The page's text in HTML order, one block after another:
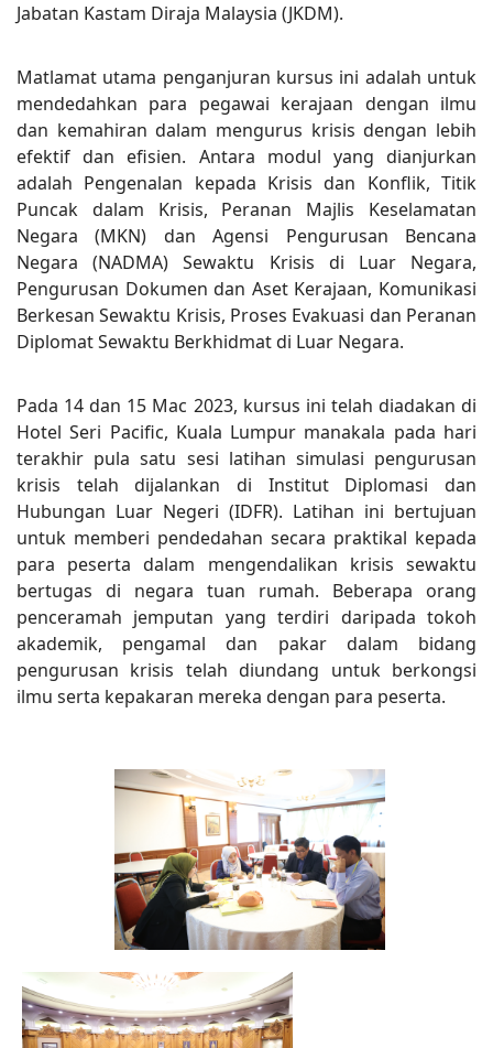
Jabatan Kastam Diraja Malaysia (JKDM).
Matlamat utama penganjuran kursus ini adalah untuk
mendedahkan para pegawai kerajaan dengan ilmu
dan kemahiran dalam mengurus krisis dengan lebih
efektif dan efisien. Antara modul yang dianjurkan
adalah Pengenalan kepada Krisis dan Konflik, Titik
Puncak dalam Krisis, Peranan Majlis Keselamatan
Negara (MKN) dan Agensi Pengurusan Bencana
Negara (NADMA) Sewaktu Krisis di Luar Negara,
Pengurusan Dokumen dan Aset Kerajaan, Komunikasi
Berkesan Sewaktu Krisis, Proses Evakuasi dan Peranan
Diplomat Sewaktu Berkhidmat di Luar Negara.
Pada 14 dan 15 Mac 2023, kursus ini telah diadakan di
Hotel Seri Pacific, Kuala Lumpur manakala pada hari
terakhir pula satu sesi latihan simulasi pengurusan
krisis telah dijalankan di Institut Diplomasi dan
Hubungan Luar Negeri (IDFR). Latihan ini bertujuan
untuk memberi pendedahan secara praktikal kepada
para peserta dalam mengendalikan krisis sewaktu
bertugas di negara tuan rumah. Beberapa orang
penceramah jemputan yang terdiri daripada tokoh
akademik, pengamal dan pakar dalam bidang
pengurusan krisis telah diundang untuk berkongsi
ilmu serta kepakaran mereka dengan para peserta.